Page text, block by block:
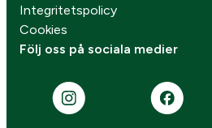
Integritetspolicy
Cookies
Följ oss på sociala medier